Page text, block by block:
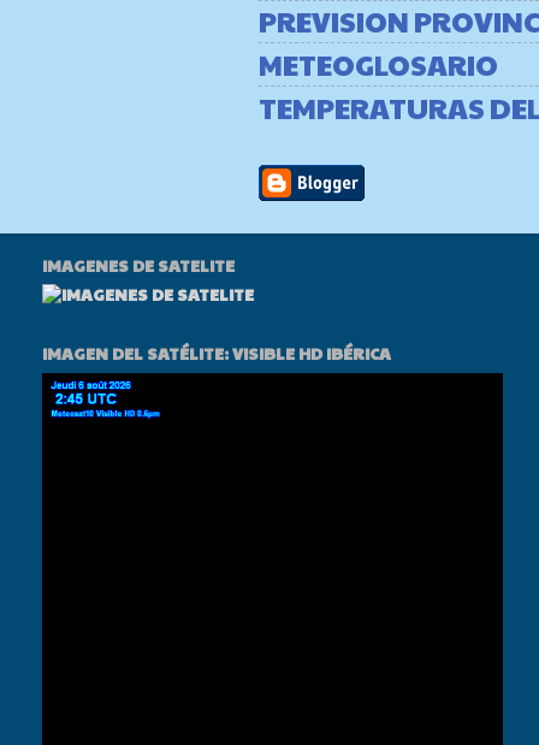
PREVISION
METEOGLOSARIO
TEMPERATURAS
IMAGENES DE SATELITE
IMAGEN DEL SATÉLITE: VISIBLE HD IBÉRICA